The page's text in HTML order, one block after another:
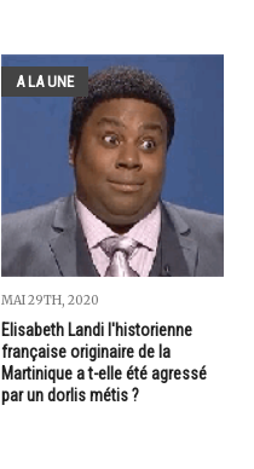
A LA UNE
MAI 29TH, 2020
Elisabeth Landi l'historienne
française originaire de la
Martinique a t-elle été agressé
par un dorlis métis ?